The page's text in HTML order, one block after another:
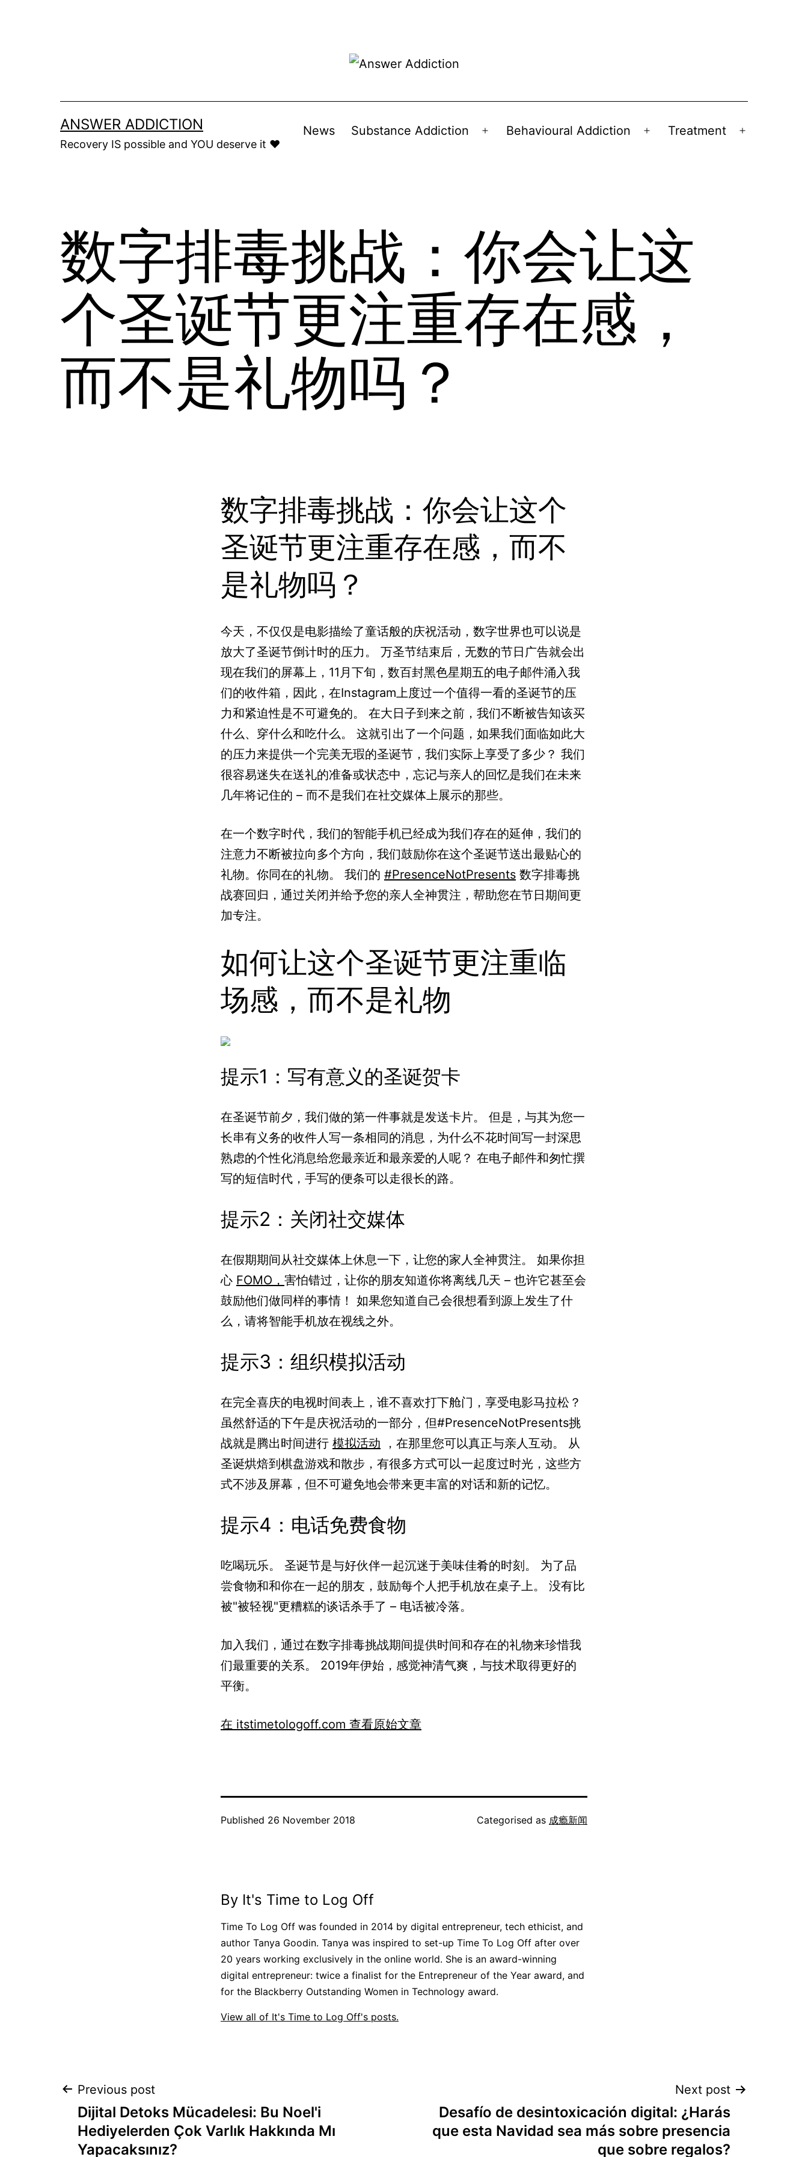
ANSWER ADDICTION
Recovery IS possible and YOU deserve it ❤️
News Substance Addiction
Open
Behavioural Addiction
Open
Treatment
数字排毒挑战：你会让这
个圣诞节更注重存在感，
而不是礼物吗？
数字排毒挑战：你会让这个
圣诞节更注重存在感，而不
是礼物吗？
今天，不仅仅是电影描绘了童话般的庆祝活动，数字世界也可以说是
放大了圣诞节倒计时的压力。 万圣节结束后，无数的节日广告就会出
现在我们的屏幕上，11月下旬，数百封黑色星期五的电子邮件涌入我
们的收件箱，因此，在Instagram上度过一个值得一看的圣诞节的压
力和紧迫性是不可避免的。 在大日子到来之前，我们不断被告知该买
什么、穿什么和吃什么。 这就引出了一个问题，如果我们面临如此大
的压力来提供一个完美无瑕的圣诞节，我们实际上享受了多少？ 我们
很容易迷失在送礼的准备或状态中，忘记与亲人的回忆是我们在未来
几年将记住的 – 而不是我们在社交媒体上展示的那些。
在一个数字时代，我们的智能手机已经成为我们存在的延伸，我们的
注意力不断被拉向多个方向，我们鼓励你在这个圣诞节送出最贴心的
礼物。你同在的礼物。 我们的 #PresenceNotPresents 数字排毒挑
战赛回归，通过关闭并给予您的亲人全神贯注，帮助您在节日期间更
加专注。
如何让这个圣诞节更注重临
场感，而不是礼物
提示1：写有意义的圣诞贺卡
在圣诞节前夕，我们做的第一件事就是发送卡片。 但是，与其为您一
长串有义务的收件人写一条相同的消息，为什么不花时间写一封深思
熟虑的个性化消息给您最亲近和最亲爱的人呢？ 在电子邮件和匆忙撰
写的短信时代，手写的便条可以走很长的路。
提示2：关闭社交媒体
在假期期间从社交媒体上休息一下，让您的家人全神贯注。 如果你担
心 FOMO， 害怕错过，让你的朋友知道你将离线几天 – 也许它甚至会
鼓励他们做同样的事情！ 如果您知道自己会很想看到源上发生了什
么，请将智能手机放在视线之外。
提示3：组织模拟活动
在完全喜庆的电视时间表上，谁不喜欢打下舱门，享受电影马拉松？
虽然舒适的下午是庆祝活动的一部分，但#PresenceNotPresents挑
战就是腾出时间进行 模拟活动 ，在那里您可以真正与亲人互动。 从
圣诞烘焙到棋盘游戏和散步，有很多方式可以一起度过时光，这些方
式不涉及屏幕，但不可避免地会带来更丰富的对话和新的记忆。
提示4：电话免费食物
吃喝玩乐。 圣诞节是与好伙伴一起沉迷于美味佳肴的时刻。 为了品
尝食物和和你在一起的朋友，鼓励每个人把手机放在桌子上。 没有比
被"被轻视"更糟糕的谈话杀手了 – 电话被冷落。
加入我们，通过在数字排毒挑战期间提供时间和存在的礼物来珍惜我
们最重要的关系。 2019年伊始，感觉神清气爽，与技术取得更好的
平衡。
在 itstimetologoff.com 查看原始文章
Published 26 November 2018 Categorised as 成瘾新闻
By It's Time to Log Off
Time To Log Off was founded in 2014 by digital entrepreneur, tech ethicist, and
author Tanya Goodin. Tanya was inspired to set-up Time To Log Off after over
20 years working exclusively in the online world. She is an award-winning
digital entrepreneur: twice a finalist for the Entrepreneur of the Year award, and
for the Blackberry Outstanding Women in Technology award.
View all of It's Time to Log Off's posts.
Post
navigation
Previous post
Dijital Detoks Mücadelesi: Bu Noel'i
Hediyelerden Çok Varlık Hakkında Mı
Yapacaksınız?
Next post
Desafío de desintoxicación digital: ¿Harás
que esta Navidad sea más sobre presencia
que sobre regalos?